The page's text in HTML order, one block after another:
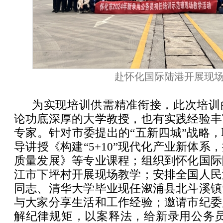
赴怀化国际陆港开展现
为实现培训供需精准衔接，此次培
论功底深厚的大学教授，也有实践经验
专家。针对市委提出的“五新四城”战略
导讲授《构建“5+10”现代化产业新体系
质量发展》等专业课程；组织到怀化国
江市下坪村开展现场教学；安排全国人
同志、清华大学毕业现任溆浦县北斗溪
与大家分享生活和工作经验；邀请市纪
解纪律规矩，以案释法，给新录用公务